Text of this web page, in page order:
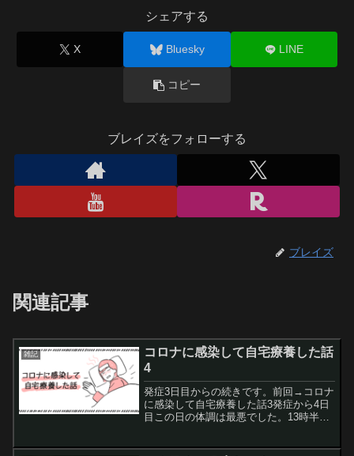
シェアする
X Bluesky LINE
コピー
ブレイズをフォローする
ブレイズ
関連記事
雑記
コロナに感染して自宅療養した話
4
発症3日目からの続きです。前回→コロナ
に感染して自宅療養した話3発症から4日
目この日の体調は最悪でした。13時半頃